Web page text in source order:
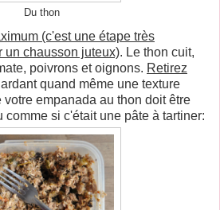
Du thon
(c'est une étape très
un chausson juteux). Le thon cuit,
poivrons et oignons. Retirez
quand même une texture
votre empanada au thon doit être
si c'était une pâte à tartiner: